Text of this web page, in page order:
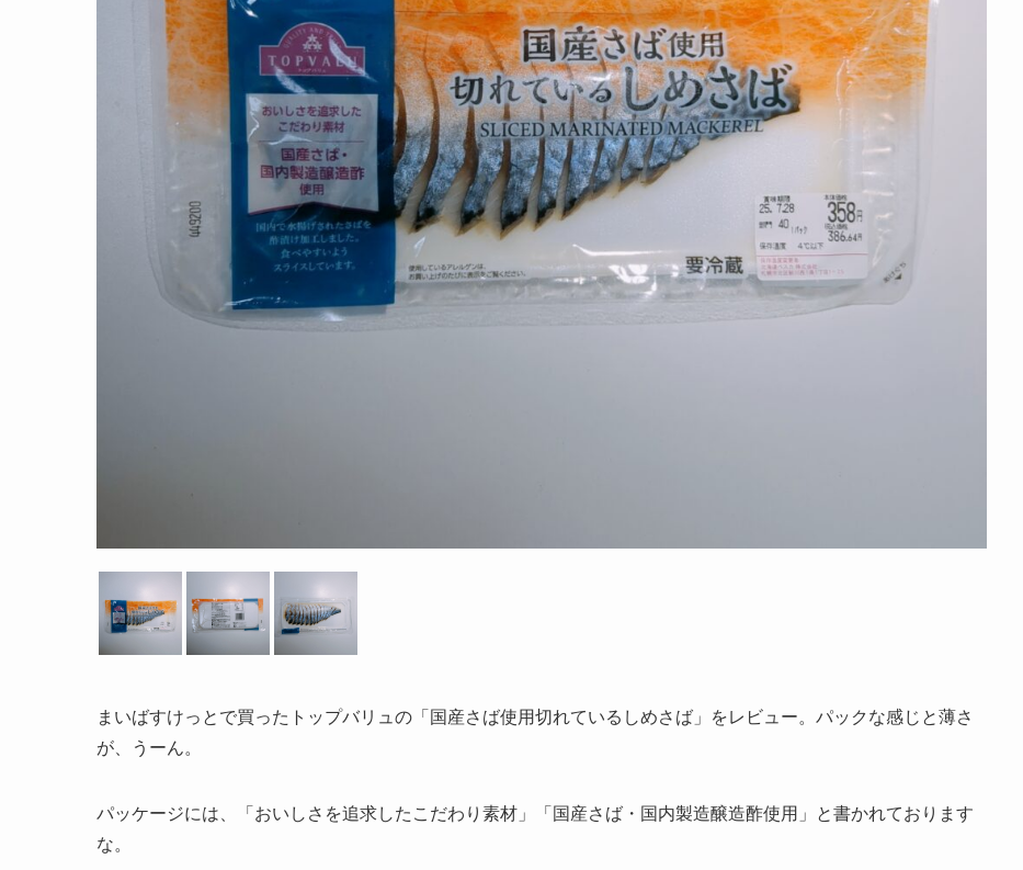
まいばすけっとで買ったトップバリュの「国産さば使用切れているしめさば」をレビュー。パックな感じと薄さ
が、うーん。
パッケージには、「おいしさを追求したこだわり素材」「国産さば・国内製造醸造酢使用」と書かれております
な。